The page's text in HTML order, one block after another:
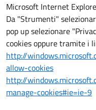
Microsoft Internet
Da "Strumenti"
pop up selezionare
cookies oppure tramite i
http://
allow-cookies
http://
manage-cookies#ie=ie-9